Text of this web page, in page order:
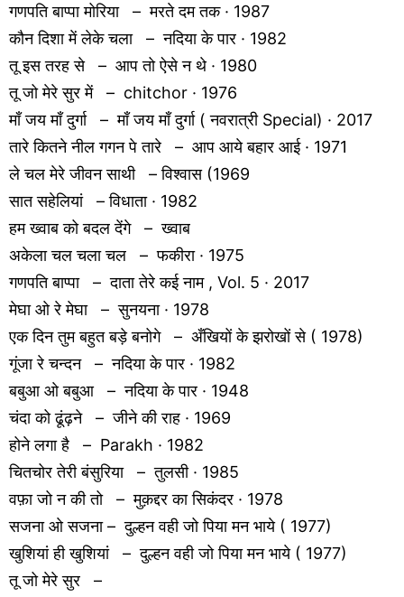
गणपति बाप्पा मोरिया – मरते दम तक · 1987
कौन दिशा में लेके चला – नदिया के पार · 1982
तू इस तरह से – आप तो ऐसे न थे · 1980
तू जो मेरे सुर में – chitchor · 1976
माँ जय माँ दुर्गा – माँ जय माँ दुर्गा ( नवरात्री Special) · 2017
तारे कितने नील गगन पे तारे – आप आये बहार आई · 1971
ले चल मेरे जीवन साथी – विश्वास (1969
सात सहेलियां – विधाता · 1982
हम ख्वाब को बदल देंगे – ख्वाब
अकेला चल चला चल – फकीरा · 1975
गणपति बाप्पा – दाता तेरे कई नाम , Vol. 5 · 2017
मेघा ओ रे मेघा – सुनयना · 1978
एक दिन तुम बहुत बड़े बनोगे – अँखियों के झरोखों से ( 1978)
गूंजा रे चन्दन – नदिया के पार · 1982
बबुआ ओ बबुआ – नदिया के पार · 1948
चंदा को ढूंढ़ने – जीने की राह · 1969
होने लगा है – Parakh · 1982
चितचोर तेरी बंसुरिया – तुलसी · 1985
वफ़ा जो न की तो – मुक़द्दर का सिकंदर · 1978
सजना ओ सजना – दुल्हन वही जो पिया मन भाये ( 1977)
खुशियां ही खुशियां – दुल्हन वही जो पिया मन भाये ( 1977)
तू जो मेरे सुर –